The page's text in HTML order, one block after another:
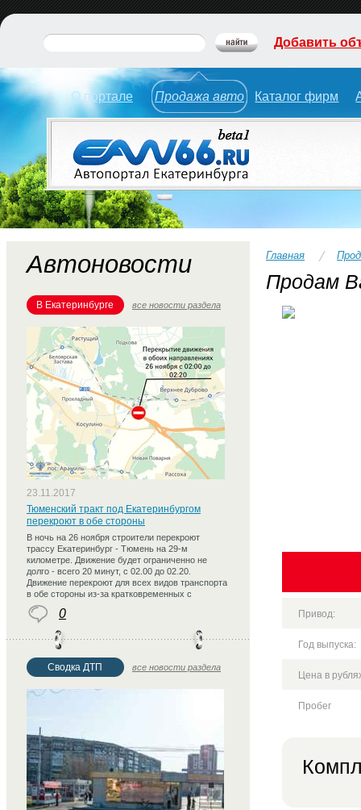
О портале Продажа авто Каталог фирм
Добавить
Главная
Продам
Привод:
Год выпуска:
Цена в
Пробег
Автоновости
В Екатеринбурге все новости раздела
23.11.2017
Тюменский тракт под Екатеринбургом
перекроют в обе стороны
В ночь на 26 ноября строители перекроют
трассу Екатеринбург - Тюмень на 29-м
километре. Движение будет ограниченно не
долго - всего 20 минут, с 02.00 до 02.20.
Движение перекроют для всех видов транспорта
в обе стороны из-за кратковременных с
0
Сводка ДТП все новости раздела